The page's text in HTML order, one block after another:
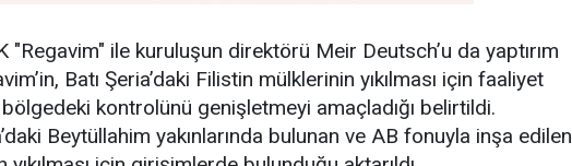
"Regavim" ile kuruluşun direktörü Meir Deutsch’u da yaptırım
Batı Şeria’daki Filistin mülklerinin yıkılması için faaliyet
kontrolünü genişletmeyi amaçladığı belirtildi.
Beytüllahim yakınlarında bulunan ve AB fonuyla inşa edilen